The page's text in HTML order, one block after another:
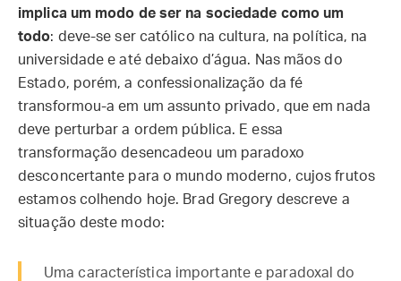
implica um modo de ser na sociedade como um
todo: deve-se ser católico na cultura, na política, na
universidade e até debaixo d’água. Nas mãos do
Estado, porém, a confessionalização da fé
transformou-a em um assunto privado, que em nada
deve perturbar a ordem pública. E essa
transformação desencadeou um paradoxo
desconcertante para o mundo moderno, cujos frutos
estamos colhendo hoje. Brad Gregory descreve a
situação deste modo:
Uma característica importante e paradoxal do